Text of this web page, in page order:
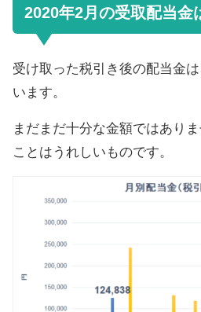
2020年2月の受取配当金
受け取った税引き後の配当金は
います。
まだまだ十分な金額ではあり
ことはうれしいものです。